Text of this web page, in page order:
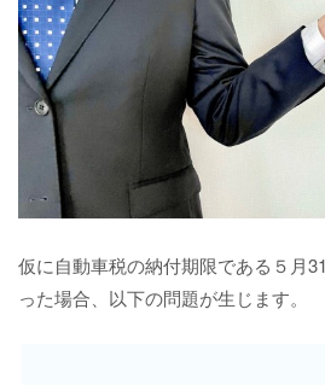
仮に自動車税の納付期限である５月
った場合、以下の問題が生じます。